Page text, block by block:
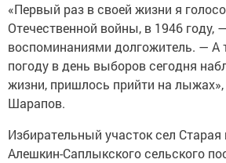
«Первый раз в своей жизни я
Отечественной войны, в 1946 году,
воспоминаниями долгожитель. — А
погоду в день выборов сегодня
жизни, пришлось прийти на
Шарапов.
Избирательный участок сел
Алешкин-Саплыкского сельского